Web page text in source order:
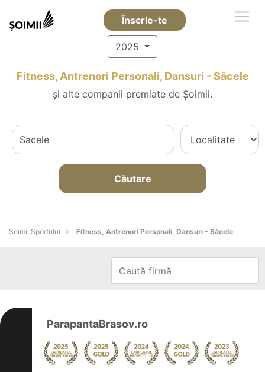
Înscrie-te
2025
Fitness, Antrenori Personali, Dansuri - Săcele
și alte companii premiate de Șoimii.
Căutare
Șoimii Sportului Fitness, Antrenori Personali, Dansuri - Săcele
ParapantaBrasov.ro